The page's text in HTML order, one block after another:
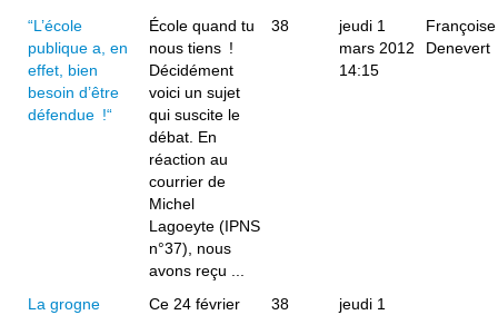
“L’école
publique a, en
effet, bien
besoin d’être
défendue !“
École quand tu
nous tiens !
Décidément
voici un sujet
qui suscite le
débat. En
réaction au
courrier de
Michel
Lagoeyte (IPNS
n°37), nous
avons reçu ...
38
jeudi 1
mars 2012
14:15
Françoise
Denevert
La grogne
Ce 24 février
38
jeudi 1